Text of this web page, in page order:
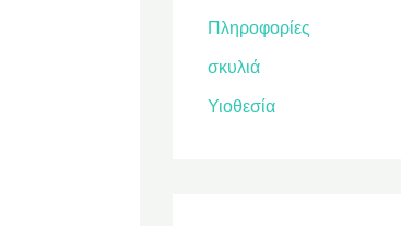
Πληροφορίες
σκυλιά
Υιοθεσία